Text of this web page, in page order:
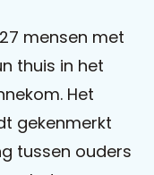
Over
Contact
mensen met
thuis in het
Het
gekenmerkt
tussen ouders